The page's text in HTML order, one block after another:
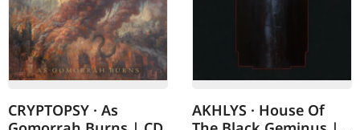
CRYPTOPSY · As
AKHLYS · House Of